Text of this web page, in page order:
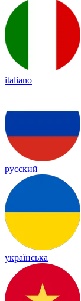
italiano
русский
українська